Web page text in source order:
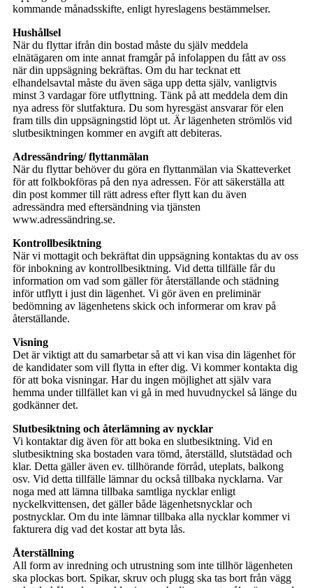
kommande månadsskifte, enligt hyreslagens bestämmelser.
Hushållsel
När du flyttar ifrån din bostad måste du själv meddela
elnätägaren om inte annat framgår på infolappen du fått av oss
när din uppsägning bekräftas. Om du har tecknat ett
elhandelsavtal måste du även säga upp detta själv, vanligtvis
minst 3 vardagar före utflyttning. Tänk på att meddela dem din
nya adress för slutfaktura. Du som hyresgäst ansvarar för elen
fram tills din uppsägningstid löpt ut. Är lägenheten strömlös vid
slutbesiktningen kommer en avgift att debiteras.
Adressändring/ flyttanmälan
När du flyttar behöver du göra en flyttanmälan via Skatteverket
för att folkbokföras på den nya adressen. För att säkerställa att
din post kommer till rätt adress efter flytt kan du även
adressändra med eftersändning via tjänsten
www.adressändring.se.
Kontrollbesiktning
När vi mottagit och bekräftat din uppsägning kontaktas du av oss
för inbokning av kontrollbesiktning. Vid detta tillfälle får du
information om vad som gäller för återställande och städning
inför utflytt i just din lägenhet. Vi gör även en preliminär
bedömning av lägenhetens skick och informerar om krav på
återställande.
Visning
Det är viktigt att du samarbetar så att vi kan visa din lägenhet för
de kandidater som vill flytta in efter dig. Vi kommer kontakta dig
för att boka visningar. Har du ingen möjlighet att själv vara
hemma under tillfället kan vi gå in med huvudnyckel så länge du
godkänner det.
Slutbesiktning och återlämning av nycklar
Vi kontaktar dig även för att boka en slutbesiktning. Vid en
slutbesiktning ska bostaden vara tömd, återställd, slutstädad och
klar. Detta gäller även ev. tillhörande förråd, uteplats, balkong
osv. Vid detta tillfälle lämnar du också tillbaka nycklarna. Var
noga med att lämna tillbaka samtliga nycklar enligt
nyckelkvittensen, det gäller både lägenhetsnycklar och
postnycklar. Om du inte lämnar tillbaka alla nycklar kommer vi
fakturera dig vad det kostar att byta lås.
Återställning
All form av inredning och utrustning som inte tillhör lägenheten
ska plockas bort. Spikar, skruv och plugg ska tas bort från vägg